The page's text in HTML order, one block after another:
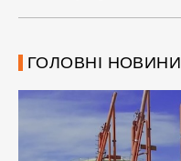
ГОЛОВНІ НОВИНИ